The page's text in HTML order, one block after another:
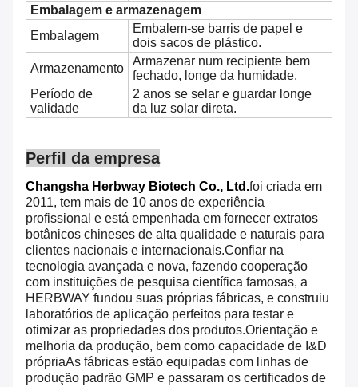
Embalagem e armazenagem
Embalagem
Embalem-se barris de papel e
dois sacos de plástico.
Armazenamento
Armazenar num recipiente bem
fechado, longe da humidade.
Período de
validade
2 anos se selar e guardar longe
da luz solar direta.
Perfil da empresa
Changsha Herbway Biotech Co., Ltd.foi criada em
2011, tem mais de 10 anos de experiência
profissional e está empenhada em fornecer extratos
botânicos chineses de alta qualidade e naturais para
clientes nacionais e internacionais.Confiar na
tecnologia avançada e nova, fazendo cooperação
com instituições de pesquisa científica famosas, a
HERBWAY fundou suas próprias fábricas, e construiu
laboratórios de aplicação perfeitos para testar e
otimizar as propriedades dos produtos.Orientação e
melhoria da produção, bem como capacidade de I&D
própriaAs fábricas estão equipadas com linhas de
produção padrão GMP e passaram os certificados de